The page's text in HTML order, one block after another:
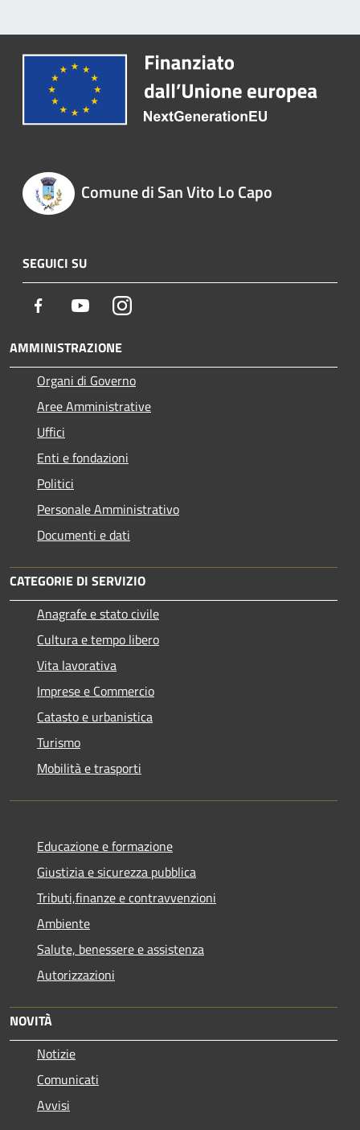
Comune di San Vito Lo Capo
SEGUICI SU
Facebook YoutubeInstagram
AMMINISTRAZIONE
Organi di Governo
Aree Amministrative
Uffici
Enti e fondazioni
Politici
Personale Amministrativo
Documenti e dati
CATEGORIE DI SERVIZIO
Anagrafe e stato civile
Cultura e tempo libero
Vita lavorativa
Imprese e Commercio
Catasto e urbanistica
Turismo
Mobilità e trasporti
Educazione e formazione
Giustizia e sicurezza pubblica
Tributi,finanze e contravvenzioni
Ambiente
Salute, benessere e assistenza
Autorizzazioni
NOVITÀ
Notizie
Comunicati
Avvisi